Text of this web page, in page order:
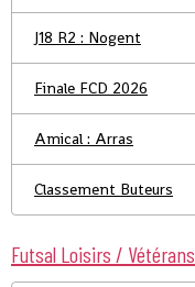
J18 R2 : Nogent
Finale FCD 2026
Amical : Arras
Classement Buteurs
Futsal Loisirs / Vétérans